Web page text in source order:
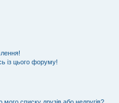
із цього форуму!